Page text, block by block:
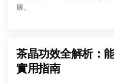
康。
茶晶功效全解析：
實用指南